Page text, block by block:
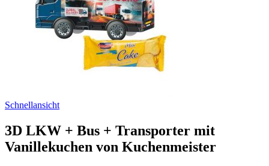
Schnellansicht
3D LKW + Bus + Transporter mit
Vanillekuchen von Kuchenmeister